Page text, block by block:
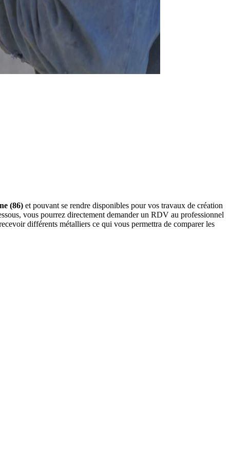
(86) et pouvant se rendre disponibles pour vos travaux de création
vous pourrez directement demander un RDV au professionnel
différents métalliers ce qui vous permettra de comparer les